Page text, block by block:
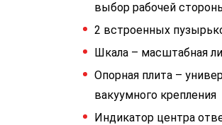
выбор рабочей
2 встроенных
Шкала – масштабная
Опорная плита –
вакуумного крепления
Индикатор центра